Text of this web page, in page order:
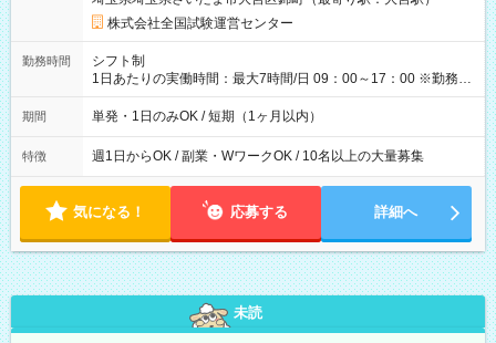
×8時間＝日収10,400円＋交通費 ※当日の役割により時給＋100
円の場合あり ・国家試験 7:00～13:30（休憩なし） 時給1,300
円（役割手当＋100円）×6時間＝日収8,400円＋交通費 【試用期
間】試用期間なし
株式会社全国試験運営センター
勤務時間
シフト制
1日あたりの実働時間：最大7時間/日 09：00～17：00 ※勤務時
間は 試験により異なります。
期間 単発・1日のみOK / 短期（1ヶ月以内）
特徴 週1日からOK / 副業・WワークOK / 10名以上の大量募集
気になる！ 応募する 詳細へ
未読